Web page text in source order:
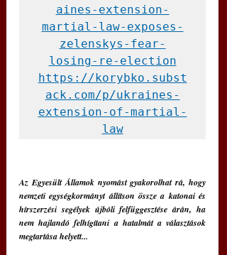
aines-extension-
martial-law-exposes-
zelenskys-fear-
losing-re-election
https://korybko.subst
ack.com/p/ukraines-
extension-of-martial-
law
Az Egyesült Államok nyomást gyakorolhat rá, hogy
nemzeti egységkormányt állítson össze a katonai és
hírszerzési segélyek újbóli felfüggesztése árán, ha
nem hajlandó felhígítani a hatalmát a választások
megtartása helyett...